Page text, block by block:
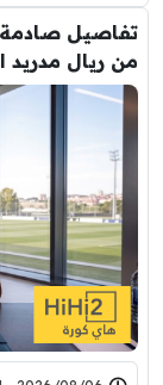
تفاصيل
من ريال مدريد